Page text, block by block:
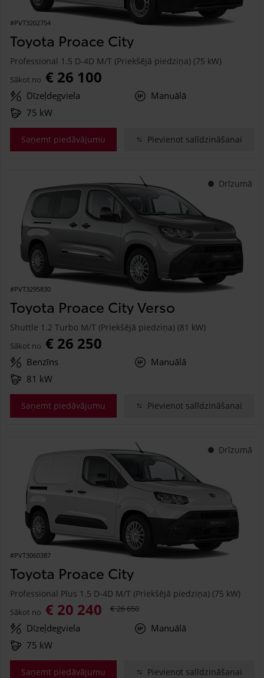
#PVT3202754
Toyota Proace City
Professional 1.5 D-4D M/T (Priekšējā piedziņa) (75 kW)
Sākot no € 26 100
Dīzeļdegviela
Manuālā
75 kW
Saņemt piedāvājumu Pievienot salīdzināšanai
Drīzumā
#PVT3295830
Toyota Proace City Verso
Shuttle 1.2 Turbo M/T (Priekšējā piedziņa) (81 kW)
Sākot no € 26 250
Benzīns
Manuālā
81 kW
Saņemt piedāvājumu Pievienot salīdzināšanai
Drīzumā
#PVT3060387
Toyota Proace City
Professional Plus 1.5 D-4D M/T (Priekšējā piedziņa) (75 kW)
Sākot no € 20 240 € 26 650
Dīzeļdegviela
Manuālā
75 kW
Saņemt piedāvājumu Pievienot salīdzināšanai